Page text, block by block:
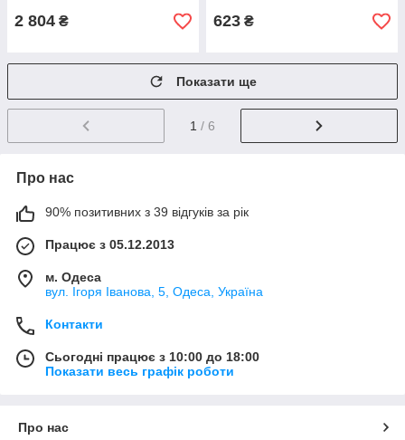
2 804 ₴ 623 ₴
Показати ще
1 / 6
Про нас
90% позитивних з 39 відгуків за рік
Працює з 05.12.2013
м. Одеса
вул. Ігоря Іванова, 5, Одеса, Україна
Контакти
Сьогодні працює з 10:00 до 18:00
Показати весь графік роботи
Про нас